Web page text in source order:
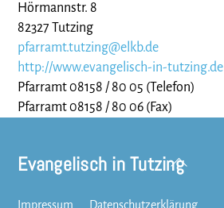
Hörmannstr. 8
82327 Tutzing
pfarramt.tutzing@elkb.de
http://www.evangelisch-in-tutzing.de
Pfarramt 08158 / 80 05 (Telefon)
Pfarramt 08158 / 80 06 (Fax)
Back
To
Evangelisch in Tutzing
Impressum Datenschutzerklärung